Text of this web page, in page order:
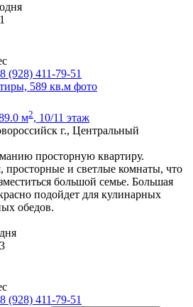
8 (928) 411-79-51
м2, 10/11 этаж
г., Центральный
просторную квартиру.
просторные и светлые комнаты, что
большой семье. Большая
подойдет для кулинарных
обедов.
8 (928) 411-79-51